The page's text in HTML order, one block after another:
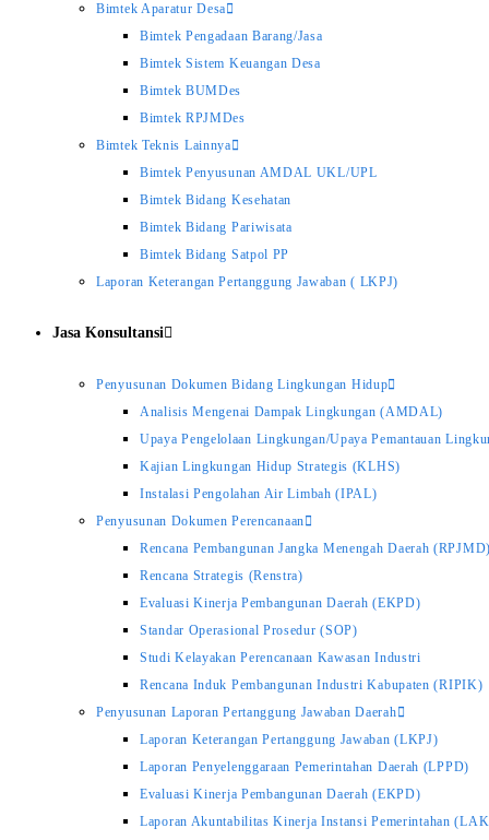
Bimtek Aparatur Desa
Bimtek Pengadaan Barang/Jasa
Bimtek Sistem Keuangan Desa
Bimtek BUMDes
Bimtek RPJMDes
Bimtek Teknis Lainnya
Bimtek Penyusunan AMDAL UKL/UPL
Bimtek Bidang Kesehatan
Bimtek Bidang Pariwisata
Bimtek Bidang Satpol PP
Laporan Keterangan Pertanggung Jawaban ( LKPJ)
Jasa Konsultansi
Penyusunan Dokumen Bidang Lingkungan Hidup
Analisis Mengenai Dampak Lingkungan (AMDAL)
Upaya Pengelolaan Lingkungan/Upaya Pemantauan
Kajian Lingkungan Hidup Strategis (KLHS)
Instalasi Pengolahan Air Limbah (IPAL)
Penyusunan Dokumen Perencanaan
Rencana Pembangunan Jangka Menengah Daerah
Rencana Strategis (Renstra)
Evaluasi Kinerja Pembangunan Daerah (EKPD)
Standar Operasional Prosedur (SOP)
Studi Kelayakan Perencanaan Kawasan Industri
Rencana Induk Pembangunan Industri Kabupaten (RIPIK)
Penyusunan Laporan Pertanggung Jawaban Daerah
Laporan Keterangan Pertanggung Jawaban (LKPJ)
Laporan Penyelenggaraan Pemerintahan Daerah (LPPD)
Evaluasi Kinerja Pembangunan Daerah (EKPD)
Laporan Akuntabilitas Kinerja Instansi Pemerintahan